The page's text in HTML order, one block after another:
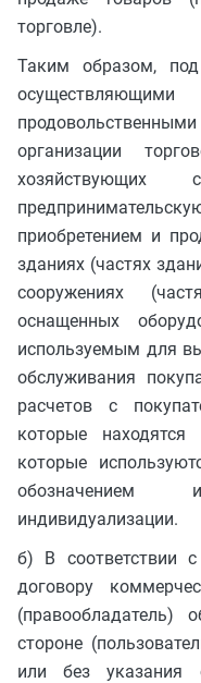
торговле).
Таким образом,
организации
хозяйствующих
приобретением и
зданиях (частях
сооружениях
оснащенных
используемым для
обслуживания
расчетов с
которые
которые
индивидуализации.
б) В соответствии
договору
(правообладатель)
стороне
или без указания